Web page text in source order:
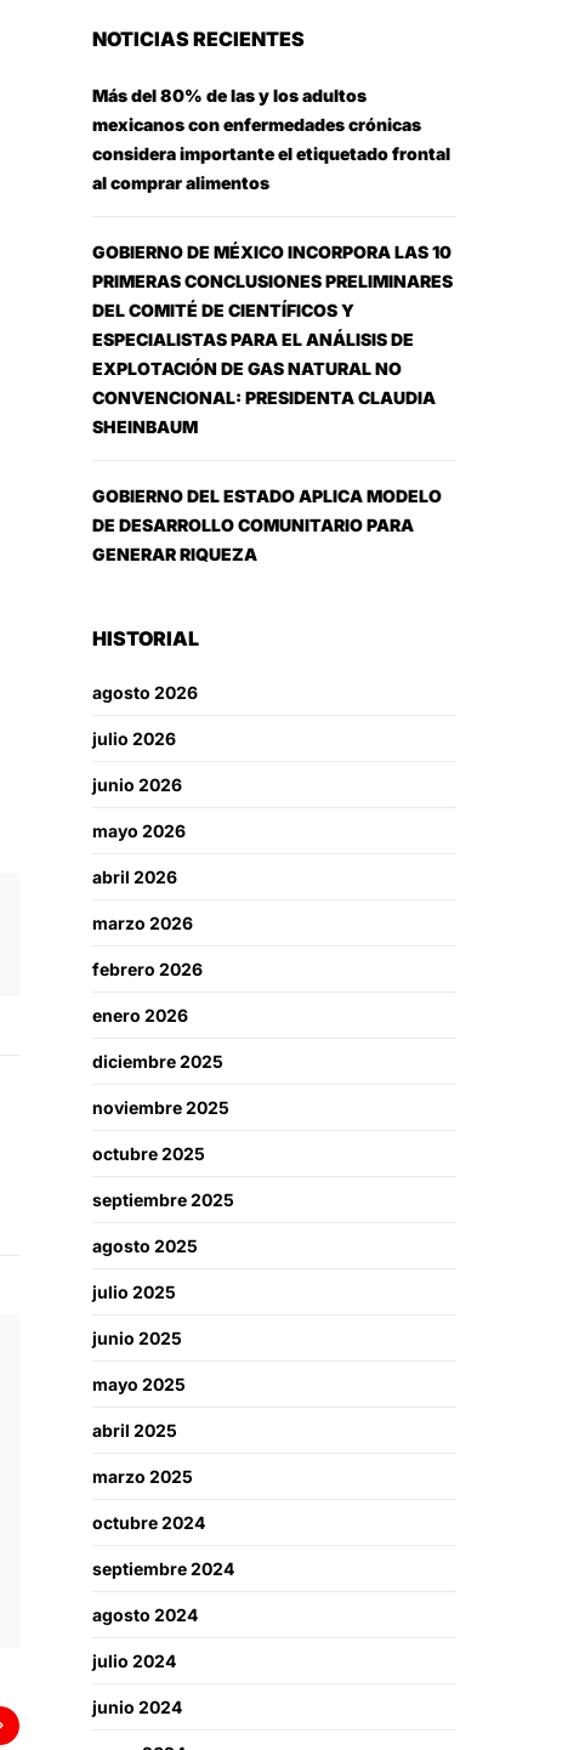
NOTICIAS RECIENTES
Más del 80% de las y los adultos
mexicanos con enfermedades crónicas
considera importante el etiquetado frontal
al comprar alimentos
GOBIERNO DE MÉXICO INCORPORA LAS 10
PRIMERAS CONCLUSIONES PRELIMINARES
DEL COMITÉ DE CIENTÍFICOS Y
ESPECIALISTAS PARA EL ANÁLISIS DE
EXPLOTACIÓN DE GAS NATURAL NO
CONVENCIONAL: PRESIDENTA CLAUDIA
SHEINBAUM
GOBIERNO DEL ESTADO APLICA MODELO
DE DESARROLLO COMUNITARIO PARA
GENERAR RIQUEZA
HISTORIAL
agosto 2026
julio 2026
junio 2026
mayo 2026
abril 2026
marzo 2026
febrero 2026
enero 2026
diciembre 2025
noviembre 2025
octubre 2025
septiembre 2025
agosto 2025
julio 2025
junio 2025
mayo 2025
abril 2025
marzo 2025
octubre 2024
septiembre 2024
agosto 2024
julio 2024
junio 2024